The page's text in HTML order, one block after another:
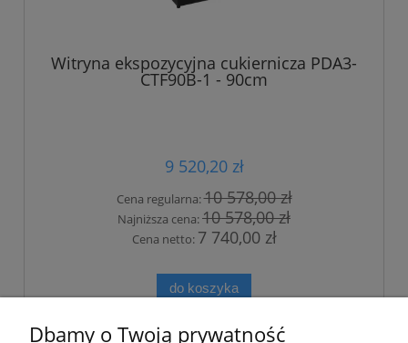
Witryna ekspozycyjna cukiernicza PDA3-
CTF90B-1 - 90cm
9 520,20 zł
Cena regularna:10 578,00 zł
Najniższa cena:10 578,00 zł
Cena netto: 7 740,00 zł
do koszyka
Dbamy o Twoją prywatność